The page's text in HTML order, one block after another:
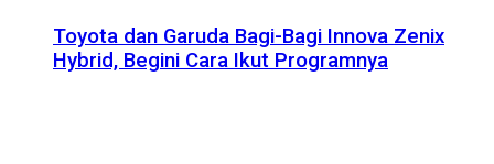
Toyota dan Garuda Bagi-Bagi Innova Zenix
Hybrid, Begini Cara Ikut Programnya